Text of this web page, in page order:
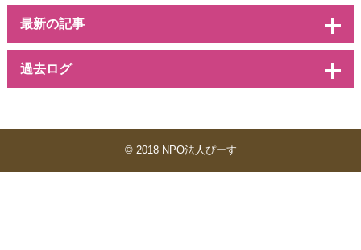
最新の記事
過去ログ
© 2018 NPO法人ぴーす